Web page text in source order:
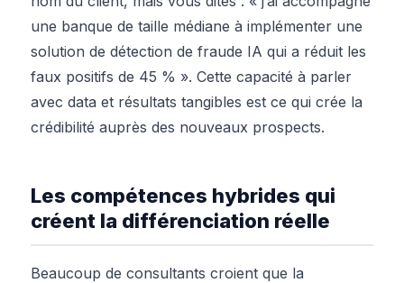
une banque de taille médiane à implémenter une
solution de détection de fraude IA qui a réduit les
faux positifs de 45 % ». Cette capacité à parler
avec data et résultats tangibles est ce qui crée la
crédibilité auprès des nouveaux prospects.
Les compétences hybrides qui
créent la différenciation réelle
Beaucoup de consultants croient que la